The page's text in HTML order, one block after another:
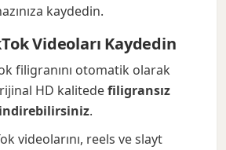
kaydedin.
Videoları Kaydedin
filigranını otomatik olarak
HD kalitedefiligransız
.
videolarını, reels ve slayt